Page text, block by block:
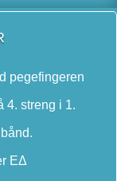
pegefingeren
4. streng i 1.
EΔ